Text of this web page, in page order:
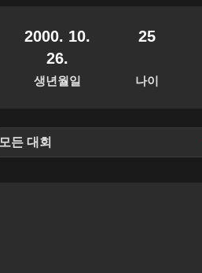
2000. 10.
26.
생년월일
25
나이
모든 대회